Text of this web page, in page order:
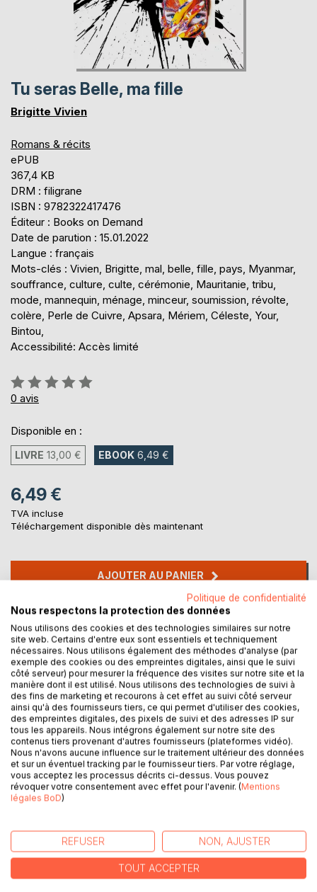
Tu seras Belle, ma fille
Brigitte Vivien
Romans & récits
ePUB
367,4 KB
DRM : filigrane
ISBN : 9782322417476
Éditeur : Books on Demand
Date de parution : 15.01.2022
Langue : français
Mots-clés : Vivien, Brigitte, mal, belle, fille, pays, Myanmar,
souffrance, culture, culte, cérémonie, Mauritanie, tribu,
mode, mannequin, ménage, minceur, soumission, révolte,
colère, Perle de Cuivre, Apsara, Mériem, Céleste, Your,
Bintou,
Accessibilité: Accès limité
Évaluation:
0%
0 avis
Disponible en :
LIVRE 13,00 € EBOOK 6,49 €
6,49 €
TVA incluse
Téléchargement disponible dès maintenant
AJOUTER AU PANIER
Ajouter à ma liste d'envies
Laisser un avis
DESCRIPTION
Tu as Mal ! Tu seras Belle, ma fille ! Un roman inspiré de
faits réels.
de filles et de jeunes femmes. L'auteure Brigitte Vivien les
ayant parfois rencontrées au cours de ses voyages peut
ainsi témoigner de leur vie.
Politique de confidentialité
Nous respectons la protection des données
Nous utilisons des cookies et des technologies similaires sur notre
site web. Certains d'entre eux sont essentiels et techniquement
nécessaires. Nous utilisons également des méthodes d'analyse (par
exemple des cookies ou des empreintes digitales, ainsi que le suivi
côté serveur) pour mesurer la fréquence des visites sur notre site et la
manière dont il est utilisé. Nous utilisons des technologies de suivi à
des fins de marketing et recourons à cet effet au suivi côté serveur
ainsi qu'à des fournisseurs tiers, ce qui permet d'utiliser des cookies,
des empreintes digitales, des pixels de suivi et des adresses IP sur
tous les appareils. Nous intégrons également sur notre site des
contenus tiers provenant d'autres fournisseurs (plateformes vidéo).
Nous n'avons aucune influence sur le traitement ultérieur des données
et sur un éventuel tracking par le fournisseur tiers. Par votre réglage,
vous acceptez les processus décrits ci-dessus. Vous pouvez
révoquer votre consentement avec effet pour l'avenir. (Mentions
légales BoD)
REFUSER NON, AJUSTER
TOUT ACCEPTER